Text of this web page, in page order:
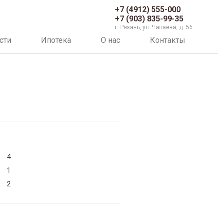
+7 (4912) 555-000
+7 (903) 835-99-35
г. Рязань, ул. Чапаева, д. 56
Ипотека О нас Контакты
4
1
2